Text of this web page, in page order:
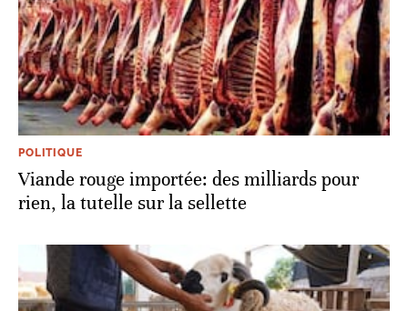
POLITIQUE
Viande rouge importée: des milliards pour
rien, la tutelle sur la sellette